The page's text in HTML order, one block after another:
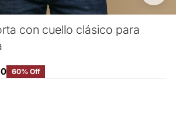
con cuello clásico para
60% Off